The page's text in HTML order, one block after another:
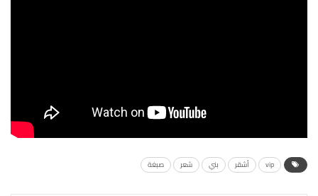
vip أشقر بني شعر صبغة